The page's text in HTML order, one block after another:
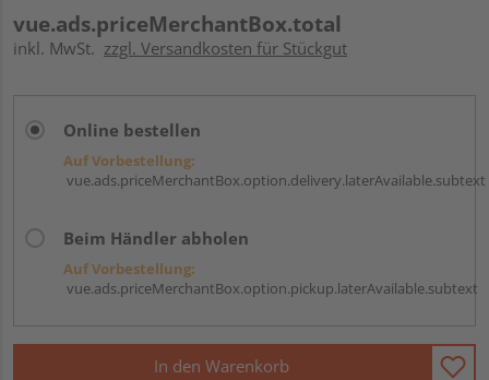
vue.ads.priceMerchantBox.total
inkl. MwSt. zzgl. Versandkosten für Stückgut
Online bestellen
Auf Vorbestellung:
vue.ads.priceMerchantBox.option.delivery.laterAvailable.subtext
Beim Händler abholen
Auf Vorbestellung:
vue.ads.priceMerchantBox.option.pickup.laterAvailable.subtext
In den Warenkorb